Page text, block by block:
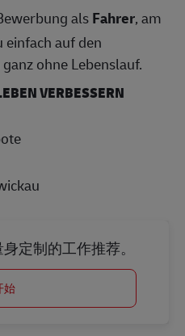
alsFahrer, am
einfach auf den
ohne Lebenslauf.
VERBESSERN
定制的工作推荐。
始